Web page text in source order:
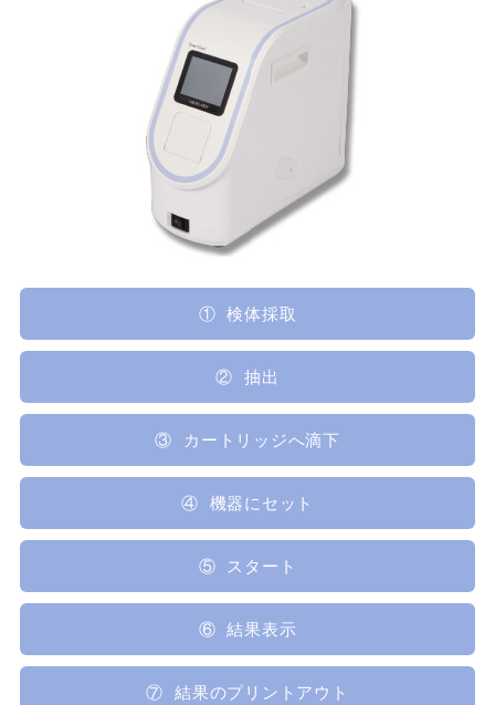
① 検体採取
② 抽出
③ カートリッジへ滴下
④ 機器にセット
⑤ スタート
⑥ 結果表示
⑦ 結果のプリントアウト